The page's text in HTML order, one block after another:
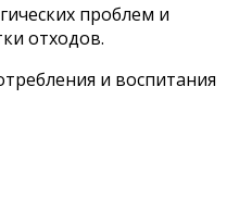
проблем и
отходов.
и воспитания